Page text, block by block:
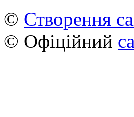
© Створення
© Офіційний